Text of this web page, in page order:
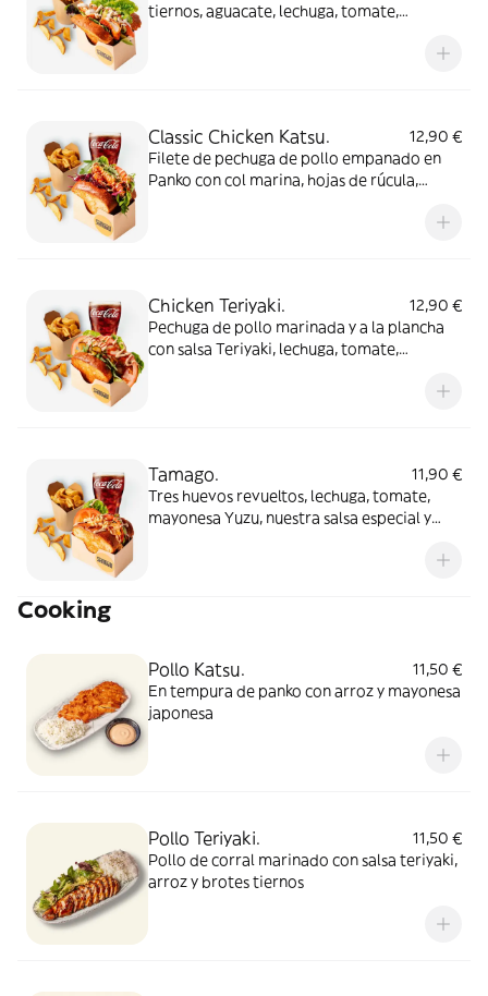
tiernos, aguacate, lechuga, tomate,
Classic Chicken Katsu.
12,90 €
Filete de pechuga de pollo empanado en
Panko con col marina, hojas de rúcula,
Chicken Teriyaki.
12,90 €
Pechuga de pollo marinada y a la plancha
con salsa Teriyaki, lechuga, tomate,
Tamago.
11,90 €
Tres huevos revueltos, lechuga, tomate,
mayonesa Yuzu, nuestra salsa especial y
Cooking
Pollo Katsu.
11,50 €
En tempura de panko con arroz y mayonesa
japonesa
Pollo Teriyaki.
11,50 €
Pollo de corral marinado con salsa teriyaki,
arroz y brotes tiernos